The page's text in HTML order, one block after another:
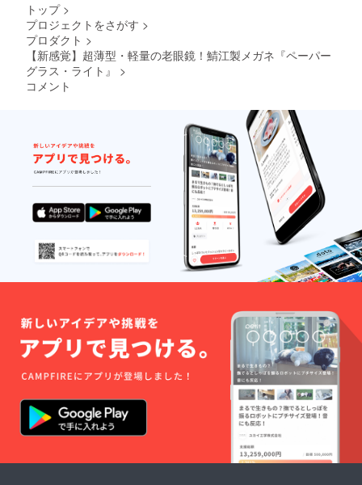
い。
良以外
金はお
受けい
たしか
ねま
す。 そ
の他の
注事項
につい
ては
「リス
ク&チャ
ジ」を
ご確認
お届け
レンズ
度数交
換 初回
無償 [ご
注意] ※
製造状
況によ
り出荷
時期が
遅れる
場合、
早急に
ご連絡
致しま
良以外
に関す
る返
品・返
金はお
受けい
たしか
ねま
す。 そ
の他の
につい
くださ
2022年
6月末に
お届け
予定 [保
証・ア
フター
サポー
ト] ★フ
レー
ム・レ
ンズ 1
年間保
証 ★度
数が合
場合、
お届け
から
１ヶ月
以内の
レンズ
度数交
換 初回
無償 [ご
況によ
購入
てお申
し付け
くださ
い。
【オプ
ショ
ン】ブ
ルーラ
イト
カット
レンズ
ご希望
の場合
は
プショ
ン
★33％
OFF】
ブルー
ライト
カット
レン
ズ」と
ご支援
くださ
い。
トップ >
プロジェクトをさがす >
プロダクト >
【新感覚】超薄型・軽量の老眼鏡！鯖江製メガネ『ペーパー
グラス・ライト』
>
コメント